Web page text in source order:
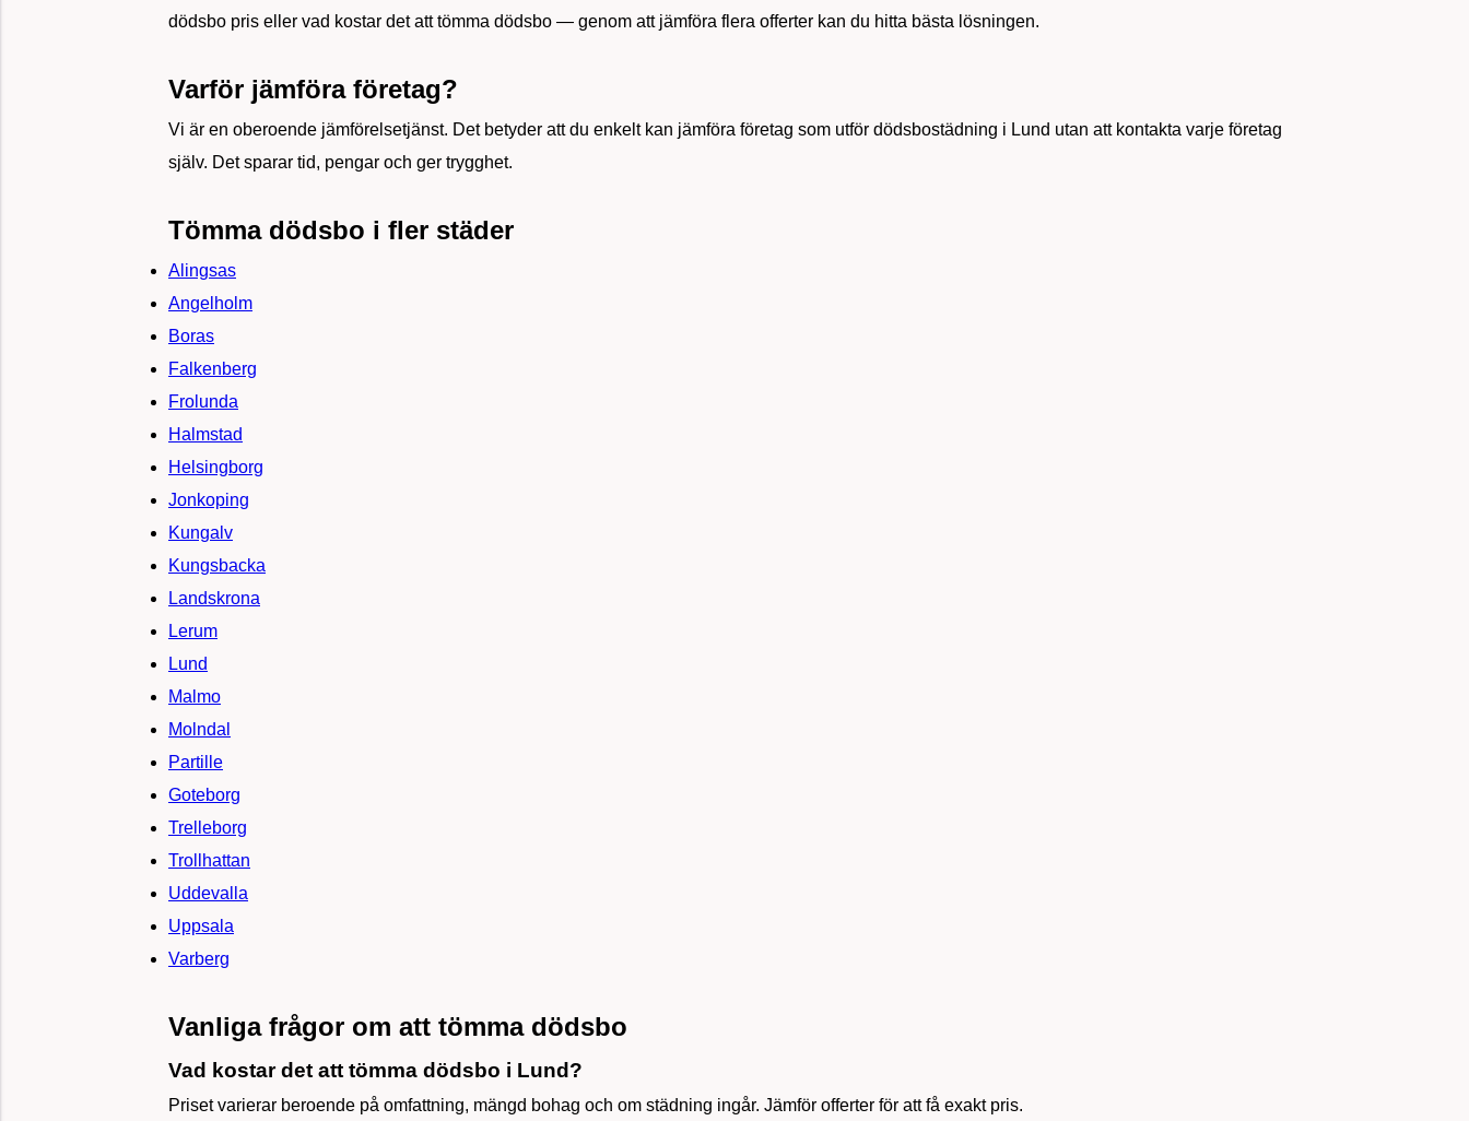
dödsbo pris eller vad kostar det att tömma dödsbo — genom att jämföra flera offerter kan du hitta bästa lösningen.
Varför jämföra företag?
Vi är en oberoende jämförelsetjänst. Det betyder att du enkelt kan jämföra företag som utför dödsbostädning i Lund utan att kontakta varje företag
själv. Det sparar tid, pengar och ger trygghet.
Tömma dödsbo i fler städer
Alingsas
Angelholm
Boras
Falkenberg
Frolunda
Halmstad
Helsingborg
Jonkoping
Kungalv
Kungsbacka
Landskrona
Lerum
Lund
Malmo
Molndal
Partille
Goteborg
Trelleborg
Trollhattan
Uddevalla
Uppsala
Varberg
Vanliga frågor om att tömma dödsbo
Vad kostar det att tömma dödsbo i Lund?
Priset varierar beroende på omfattning, mängd bohag och om städning ingår. Jämför offerter för att få exakt pris.